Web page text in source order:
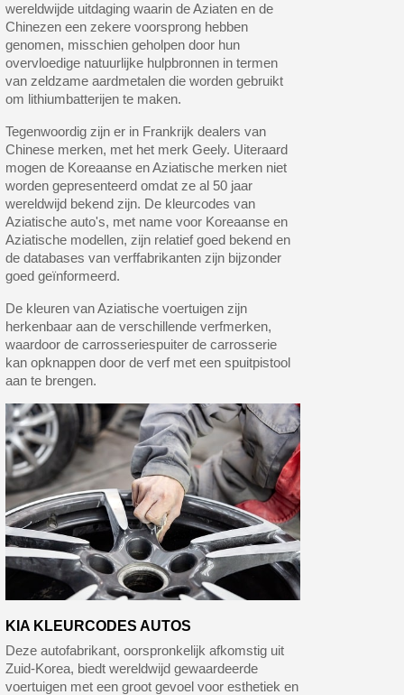
Betaling in 4x gratis vanaf een aankoopwaarde van 30€.
Je online offerte in minder dan 1 minuut
Deel je creaties en ontvang shopping vouchers
Verzamel loyaliteitspunten bij elke bestelling
Retourneer producten binnen 14 dagen
5€ korting op de eerste bestelling
10€ shopping voucher voor elke verwijzing
Schrijf je in voor de nieuwsbrief: €5 korting
wereldwijde uitdaging waarin de Aziaten en de
Chinezen een zekere voorsprong hebben
genomen, misschien geholpen door hun
overvloedige natuurlijke hulpbronnen in termen
van zeldzame aardmetalen die worden gebruikt
om lithiumbatterijen te maken.
Tegenwoordig zijn er in Frankrijk dealers van
Chinese merken, met het merk Geely. Uiteraard
mogen de Koreaanse en Aziatische merken niet
worden gepresenteerd omdat ze al 50 jaar
wereldwijd bekend zijn. De kleurcodes van
Aziatische auto's, met name voor Koreaanse en
Aziatische modellen, zijn relatief goed bekend en
de databases van verffabrikanten zijn bijzonder
goed geïnformeerd.
De kleuren van Aziatische voertuigen zijn
herkenbaar aan de verschillende verfmerken,
waardoor de carrosseriespuiter de carrosserie
kan opknappen door de verf met een spuitpistool
aan te brengen.
KIA KLEURCODES AUTOS
Deze autofabrikant, oorspronkelijk afkomstig uit
Zuid-Korea, biedt wereldwijd gewaardeerde
voertuigen met een groot gevoel voor esthetiek en